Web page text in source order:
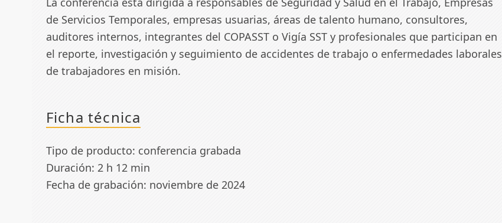
de Servicios Temporales, empresas usuarias, áreas de talento humano, consultores,
auditores internos, integrantes del COPASST o Vigía SST y profesionales que participan en
el reporte, investigación y seguimiento de accidentes de trabajo o enfermedades laborales
de trabajadores en misión.
Ficha técnica
Tipo de producto: conferencia grabada
Duración: 2 h 12 min
Fecha de grabación: noviembre de 2024